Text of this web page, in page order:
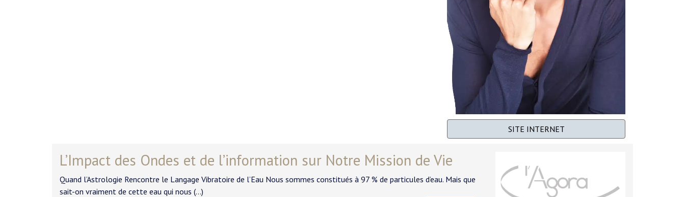
SITE INTERNET
L’Impact des Ondes et de l’information sur Notre Mission de Vie
Quand l’Astrologie Rencontre le Langage Vibratoire de l’Eau Nous sommes constitués à 97 % de particules d’eau. Mais que
sait-on vraiment de cette eau qui nous (…)